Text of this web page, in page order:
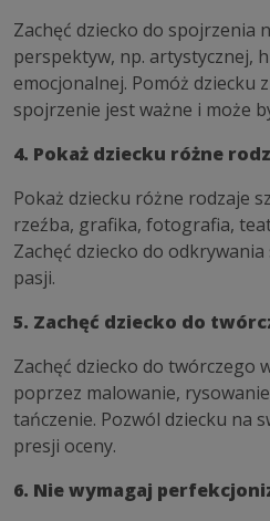
Zachęć dziecko do spojrzenia
perspektyw, np. artystycznej,
emocjonalnej. Pomóż dziecku
spojrzenie jest ważne i może
4. Pokaż dziecku różne
Pokaż dziecku różne rodzaje
rzeźba, grafika, fotografia,
Zachęć dziecko do
pasji.
5. Zachęć dziecko do
Zachęć dziecko do twórczego
poprzez malowanie,
tańczenie. Pozwól dziecku na
presji oceny.
6. Nie wymagaj